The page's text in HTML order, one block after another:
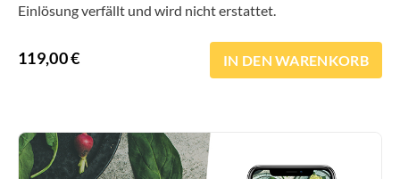
Einlösung verfällt und wird nicht erstattet.
119,00€ IN DEN WARENKORB